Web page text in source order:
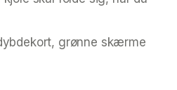
grønne skærme